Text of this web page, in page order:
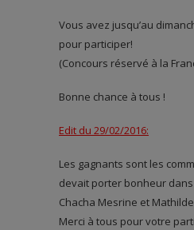
Vous avez jusqu’au
pour participer!
(Concours réservé à la
Bonne chance à tous !
Edit du 29/02/2016:
Les gagnants sont les
devait porter bonheur dans
Chacha Mesrine et
Merci à tous pour votre